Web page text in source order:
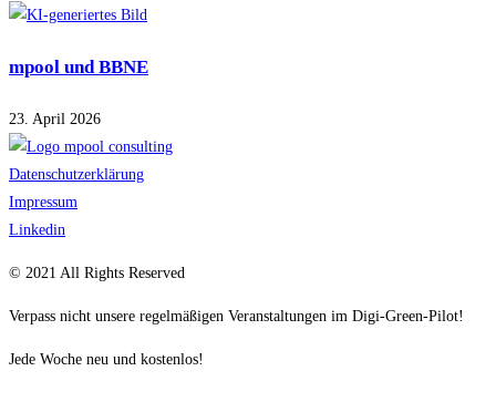
mpool und BBNE
23. April 2026
Datenschutzerklärung
Impressum
Linkedin
© 2021 All Rights Reserved
Verpass nicht unsere regelmäßigen Veranstaltungen im Digi-Green-Pilot!
Jede Woche neu und kostenlos!